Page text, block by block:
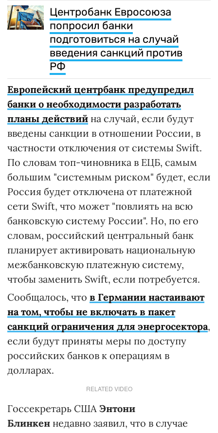
Центробанк Евросоюза
попросил банки
подготовиться на случай
введения санкций против
РФ
Европейский центрбанк предупредил
банки о необходимости разработать
планы действий на случай, если будут
введены санкции в отношении России, в
частности отключения от системы Swift.
По словам топ-чиновника в ЕЦБ, самым
большим "системным риском" будет, если
Россия будет отключена от платежной
сети Swift, что может "повлиять на всю
банковскую систему России". Но, по его
словам, российский центральный банк
планирует активировать национальную
межбанковскую платежную систему,
чтобы заменить Swift, если потребуется.
Сообщалось, что в Германии настаивают
на том, чтобы не включать в пакет
санкций ограничения для энергосектора,
если будут приняты меры по доступу
российских банков к операциям в
долларах.
RELATED VIDEO
Госсекретарь США Энтони
Блинкен недавно заявил, что в случае